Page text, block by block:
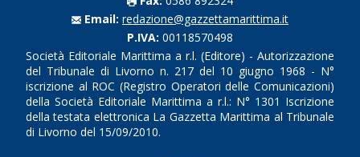
Email: redazione@gazzettamarittima.it
P.IVA: 00118570498
Società Editoriale Marittima a r.l. (Editore) - Autorizzazione
del Tribunale di Livorno n. 217 del 10 giugno 1968 - N°
iscrizione al ROC (Registro Operatori delle Comunicazioni)
della Società Editoriale Marittima a r.l.: N° 1301 Iscrizione
della testata elettronica La Gazzetta Marittima al Tribunale
di Livorno del 15/09/2010.